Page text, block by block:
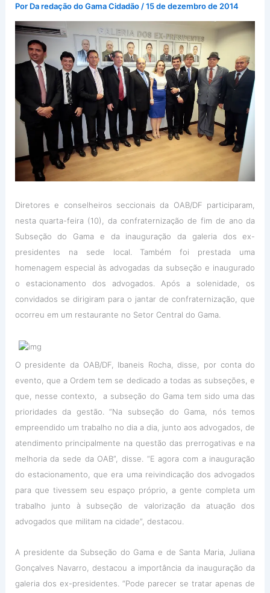
Por Da redação do Gama Cidadão /15 de dezembro de 2014
Diretores e conselheiros seccionais da OAB/DF participaram,
nesta quarta-feira (10), da confraternização de fim de ano da
Subseção do Gama e da inauguração da galeria dos ex-
presidentes na sede local. Também foi prestada uma
homenagem especial às advogadas da subseção e inaugurado
o estacionamento dos advogados. Após a solenidade, os
convidados se dirigiram para o jantar de confraternização, que
ocorreu em um restaurante no Setor Central do Gama.
O presidente da OAB/DF, Ibaneis Rocha, disse, por conta do
evento, que a Ordem tem se dedicado a todas as subseções, e
que, nesse contexto, a subseção do Gama tem sido uma das
prioridades da gestão. “Na subseção do Gama, nós temos
empreendido um trabalho no dia a dia, junto aos advogados, de
atendimento principalmente na questão das prerrogativas e na
melhoria da sede da OAB”, disse. “E agora com a inauguração
do estacionamento, que era uma reivindicação dos advogados
para que tivessem seu espaço próprio, a gente completa um
trabalho junto à subseção de valorização da atuação dos
advogados que militam na cidade”, destacou.
A presidente da Subseção do Gama e de Santa Maria, Juliana
Gonçalves Navarro, destacou a importância da inauguração da
galeria dos ex-presidentes. “Pode parecer se tratar apenas de